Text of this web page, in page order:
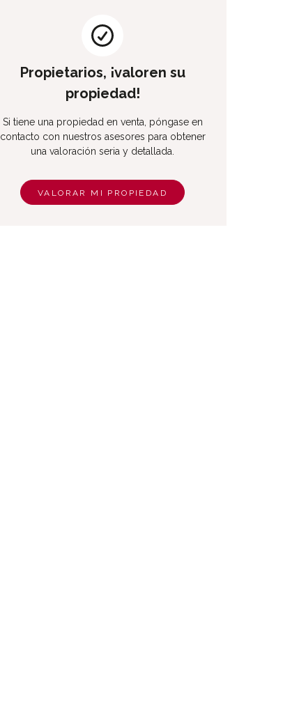
Propietarios, ¡valoren su
propiedad!
Si tiene una propiedad en venta, póngase en
contacto con nuestros asesores para obtener
una valoración seria y detallada.
VALORAR MI PROPIEDAD